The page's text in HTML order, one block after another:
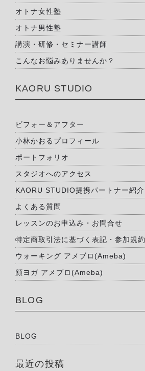
オトナ女性塾
オトナ男性塾
講演・研修・セミナー講師
こんなお悩みありませんか？
KAORU STUDIO
ビフォー＆アフター
小林かおるプロフィール
ポートフォリオ
スタジオへのアクセス
KAORU STUDIO提携パートナー紹介
よくある質問
レッスンのお申込み・お問合せ
特定商取引法に基づく表記・参加規約
ウォーキング アメブロ(Ameba)
顔ヨガ アメブロ(Ameba)
BLOG
BLOG
最近の投稿